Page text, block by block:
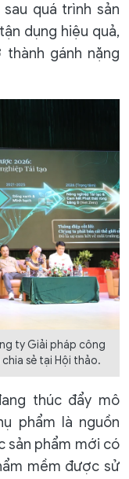
quá trình sản
dụng hiệu quả,
gánh nặng
ty Giải pháp công
sẻ tại Hội thảo.
thúc đẩy mô
phẩm là nguồn
sản phẩm mới có
mềm được sử